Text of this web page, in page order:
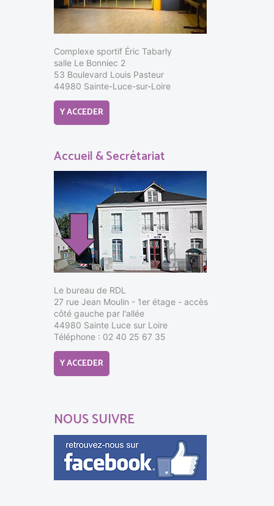
Complexe sportif Éric Tabarly
salle Le Bonniec 2
53 Boulevard Louis Pasteur
44980 Sainte-Luce-sur-Loire
Y ACCEDER
Accueil & Secrétariat
Le bureau de RDL
27 rue Jean Moulin - 1er étage - accès
côté gauche par l'allée
44980 Sainte Luce sur Loire
Téléphone : 02 40 25 67 35
Y ACCEDER
NOUS SUIVRE